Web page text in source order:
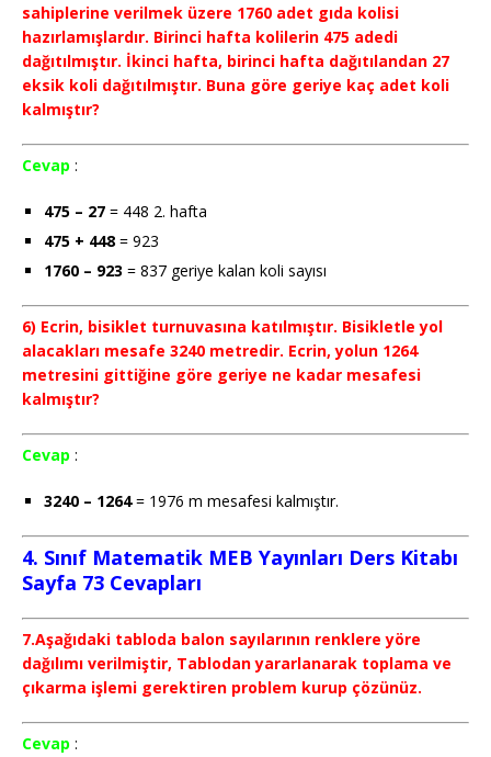
sahiplerine verilmek üzere 1760 adet gıda kolisi
hazırlamışlardır. Birinci hafta kolilerin 475 adedi
dağıtılmıştır. İkinci hafta, birinci hafta dağıtılandan 27
eksik koli dağıtılmıştır. Buna göre geriye kaç adet koli
kalmıştır?
Cevap :
475 – 27 = 448 2. hafta
475 + 448 = 923
1760 – 923 = 837 geriye kalan koli sayısı
6) Ecrin, bisiklet turnuvasına katılmıştır. Bisikletle yol
alacakları mesafe 3240 metredir. Ecrin, yolun 1264
metresini gittiğine göre geriye ne kadar mesafesi
kalmıştır?
Cevap :
3240 – 1264= 1976 m mesafesi kalmıştır.
4. Sınıf Matematik MEB Yayınları Ders Kitabı
Sayfa 73 Cevapları
7.Aşağıdaki tabloda balon sayılarının renklere yöre
dağılımı verilmiştir, Tablodan yararlanarak toplama ve
çıkarma işlemi gerektiren problem kurup çözünüz.
Cevap :